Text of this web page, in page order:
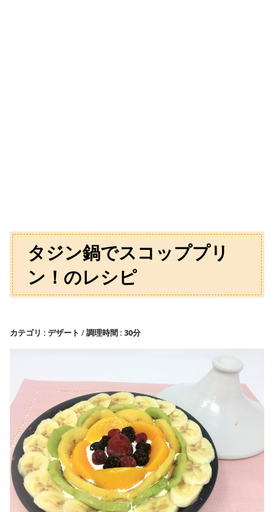
タジン鍋でスコッププリ
ン！のレシピ
カテゴリ デザート 調理時間 30分